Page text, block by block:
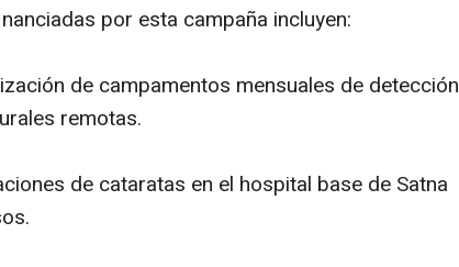
por esta campaña incluyen:
de campamentos mensuales de detección
remotas.
de cataratas en el hospital base de Satna